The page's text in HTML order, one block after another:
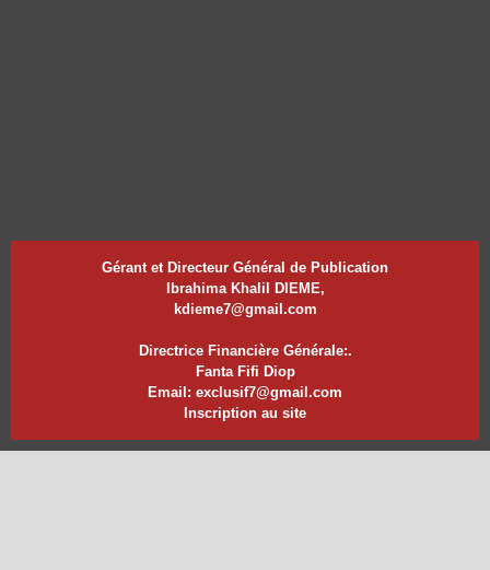
Gérant et Directeur Général de Publication
Ibrahima Khalil DIEME,
kdieme7@gmail.com
Directrice Financière Générale:.
Fanta Fifi Diop
Email: exclusif7@gmail.com
Inscription au site